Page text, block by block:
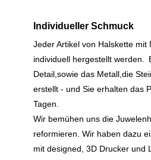
Individueller Schmuck
Jeder Artikel von Halskette mit
individuell hergestellt werden.
Detail,sowie das Metall,die
erstellt - und Sie erhalten das
Tagen.
Wir bemühen uns die
reformieren. Wir haben dazu
mit designed, 3D Drucker und